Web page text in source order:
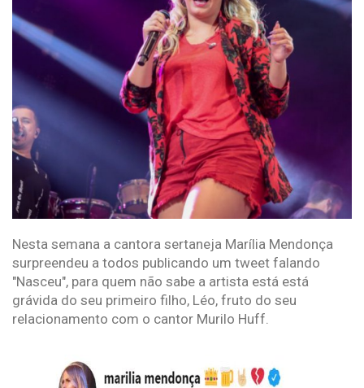
Nesta semana a cantora sertaneja Marília Mendonça
surpreendeu a todos publicando um tweet falando
"Nasceu", para quem não sabe a artista está está
grávida do seu primeiro filho, Léo, fruto do seu
relacionamento com o cantor Murilo Huff.